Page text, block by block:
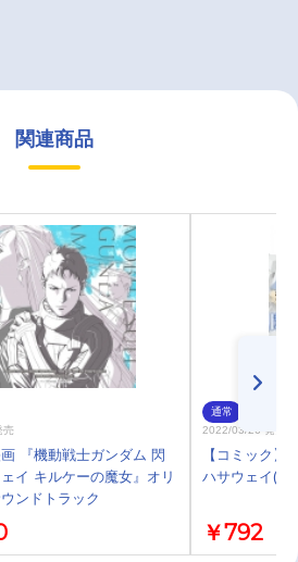
関連商品
売
画 『機動戦士ガンダム 閃
イ キルケーの魔女』オリ
ンドトラック
通常
2022/03/26 発売
【コミック】
ハサウェイ(2)
￥792